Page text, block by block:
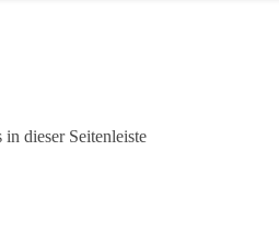
dieser Seitenleiste